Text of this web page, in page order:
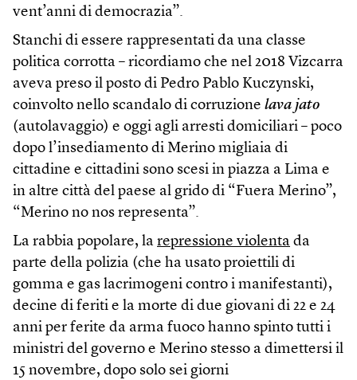
vent’anni di democrazia”.
Stanchi di essere rappresentati da una classe
politica corrotta – ricordiamo che nel 2018 Vizcarra
aveva preso il posto di Pedro Pablo Kuczynski,
coinvolto nello scandalo di corruzione lava jato
(autolavaggio) e oggi agli arresti domiciliari – poco
dopo l’insediamento di Merino migliaia di
cittadine e cittadini sono scesi in piazza a Lima e
in altre città del paese al grido di “Fuera Merino”,
“Merino no nos representa”.
La rabbia popolare, la repressione violenta da
parte della polizia (che ha usato proiettili di
gomma e gas lacrimogeni contro i manifestanti),
decine di feriti e la morte di due giovani di 22 e 24
anni per ferite da arma fuoco hanno spinto tutti i
ministri del governo e Merino stesso a dimettersi il
15 novembre, dopo solo sei giorni